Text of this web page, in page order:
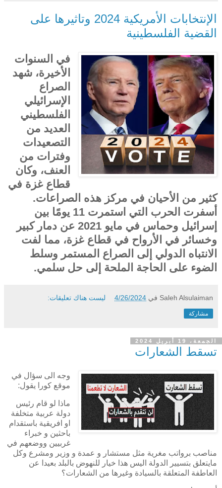
الإنتخابات الأمريكية 2024 وتاثيرها على
القضية الفلسطينية
في السنوات
الأخيرة، شهد
الصراع
الإسرائيلي
الفلسطيني
العديد من
التصعيدات
وفترات من
العنف، وكان
قطاع غزة في
كثير من الأحيان في مركز هذه الصراعات.
أسفرت الحرب التي استمرت 11 يومًا بين
إسرائيل وحماس في مايو 2021 عن دمار كبير
وخسائر في الأرواح في قطاع غزة، مما لفت
الانتباه الدولي إلى الصراع المستمر وسلط
الضوء على الحاجة الملحة إلى حل سلمي.
Saleh Alsulaiman في 4/26/2024 ليست هناك تعليقات:
مشاركة
الجمعة، 19 أبريل 2024
تسقط الشعارات
وجه الى سؤال في
موقع كورا يقول:
ماذا لو قام رئيس
دولة عربية متخلفة
او افريقية باستقدام
باحثين و خبراء
غربيين ووضعهم في
مناصب برواتب مغرية مثل مستشار و عمدة و وزير ومشرع وكل
مايتعلق بتسيير الدولة اليس هذا خيار للنهوض بالبلد بعيدا عن
العاطفة المتعلقة بالسيادة وغيرها من الشعارات؟